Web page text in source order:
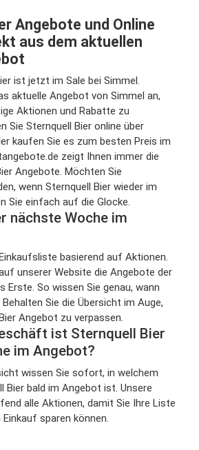
Angebote und Online
aus dem aktuellen
ist jetzt im Sale bei Simmel.
aktuelle Angebot von Simmel an,
Aktionen und Rabatte zu
Sie Sternquell Bier online über
kaufen Sie es zum besten Preis im
zeigt Ihnen immer die
Angebote. Möchten Sie
wenn Sternquell Bier wieder im
Sie einfach auf die Glocke.
nächste Woche im
basierend auf Aktionen.
unserer Website die Angebote der
Erste. So wissen Sie genau, wann
Sie die Übersicht im Auge,
Angebot zu verpassen.
ist Sternquell Bier
im Angebot?
wissen Sie sofort, in welchem
Bier bald im Angebot ist. Unsere
alle Aktionen, damit Sie Ihre Liste
sparen können.